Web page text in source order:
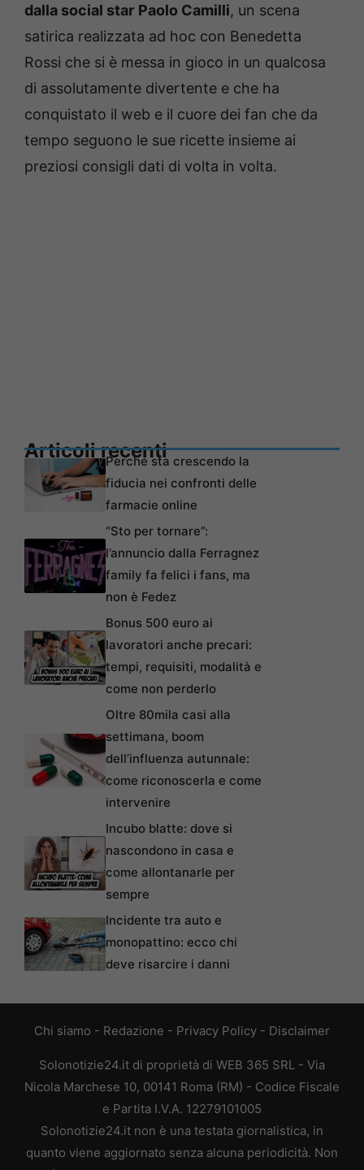
dalla social star Paolo Camilli, un scena
satirica realizzata ad hoc con Benedetta
Rossi che si è messa in gioco in un qualcosa
di assolutamente divertente e che ha
conquistato il web e il cuore dei fan che da
tempo seguono le sue ricette insieme ai
preziosi consigli dati di volta in volta.
Articoli recentiPerché sta crescendo la
fiducia nei confronti delle
farmacie online
“Sto per tornare”:
l’annuncio dalla Ferragnez
family fa felici i fans, ma
non è Fedez
Bonus 500 euro ai
lavoratori anche precari:
tempi, requisiti, modalità e
come non perderlo
Oltre 80mila casi alla
settimana, boom
dell’influenza autunnale:
come riconoscerla e come
intervenire
Incubo blatte: dove si
nascondono in casa e
come allontanarle per
sempre
Incidente tra auto e
monopattino: ecco chi
deve risarcire i danni
Chi siamo - Redazione - Privacy Policy - Disclaimer
Solonotizie24.it di proprietà di WEB 365 SRL - Via
Nicola Marchese 10, 00141 Roma (RM) - Codice Fiscale
e Partita I.V.A. 12279101005
Solonotizie24.it non è una testata giornalistica, in
quanto viene aggiornato senza alcuna periodicità. Non